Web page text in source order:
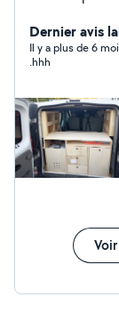
Dernier avis
Il y a plus de 6
.hhh